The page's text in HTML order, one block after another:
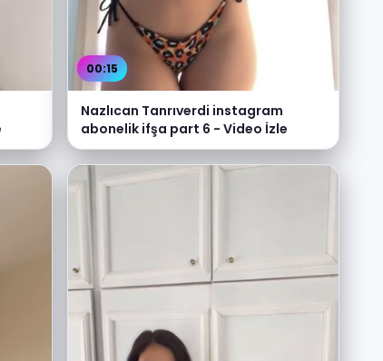
00:15
Nazlıcan Tanrıverdi instagram
abonelik ifşa part 6 - Video İzle